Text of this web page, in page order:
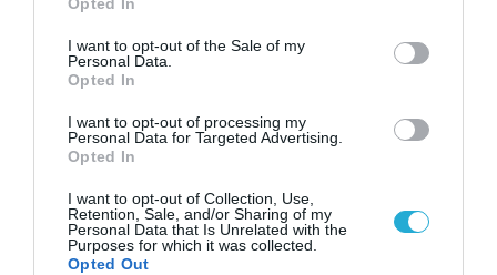
use your data for below specified purposes in below Google
consent section.
I want to opt-out of the Sale of my
Personal Data.
Opted In
I want to opt-out of processing my
Personal Data for Targeted Advertising.
Opted In
I want to opt-out of Collection, Use,
Retention, Sale, and/or Sharing of my
Personal Data that Is Unrelated with the
Purposes for which it was collected.
Opted Out
➤ Νέα ένταση Αθήνας–Άγκυρας: Η Τουρκία επαναφέρει
σχολεία
➤ Οι «27» βάζουν όρους στην Άγκυρα: Κυπριακό,
Διεθνές Δίκαιο και τέλος στις απειλές
➤ ΣΟΚ ΣΤΗΝ ΑΓΚΥΡΑ; Οι ΗΠΑ ανοίγουν τον δρόμο για
τα Switchblade στην Ελλάδα – Το νέο «όπλο-
φάντασμα»